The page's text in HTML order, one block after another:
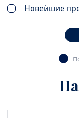
Новейшие